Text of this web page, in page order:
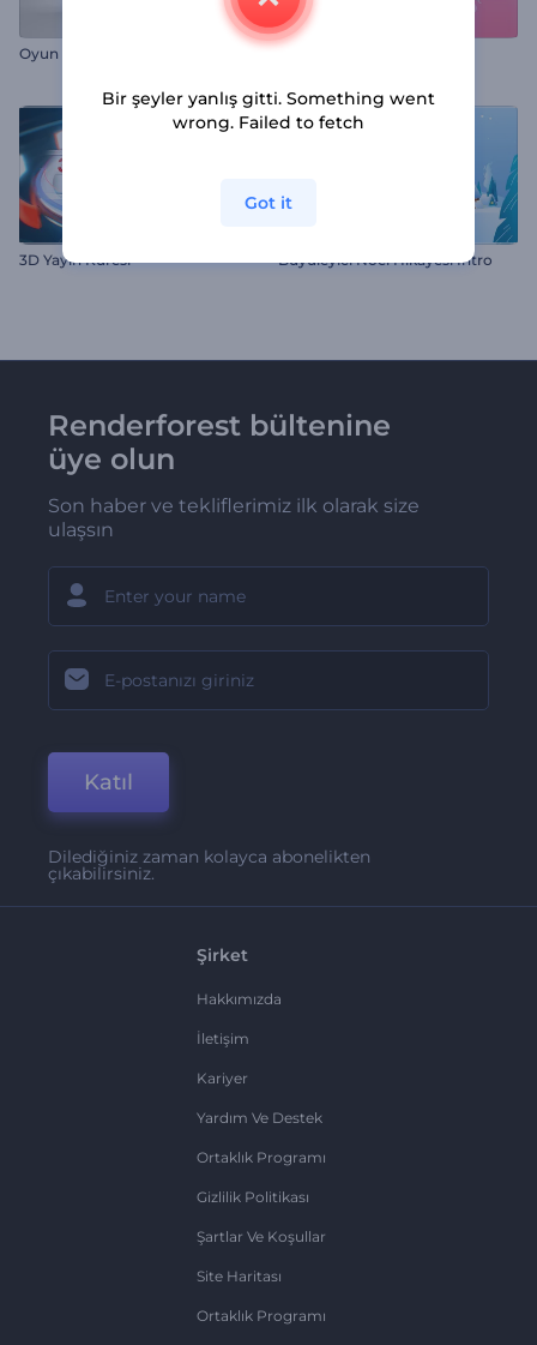
Oyun Küpü Logo Gösterimi
3D Yayın Küresi Büyüleyici Noel Hikayesi İntro
Renderforest bültenine
üye olun
Son haber ve tekliflerimiz ilk olarak size
ulaşsın
Katıl
Dilediğiniz zaman kolayca abonelikten
çıkabilirsiniz.
Şirket
Hakkımızda
İletişim
Kariyer
Yardım Ve Destek
Ortaklık Programı
Gizlilik Politikası
Şartlar Ve Koşullar
Site Haritası
Ortaklık Programı
Bir şeyler yanlış gitti. Something went
wrong. Failed to fetch
Got it